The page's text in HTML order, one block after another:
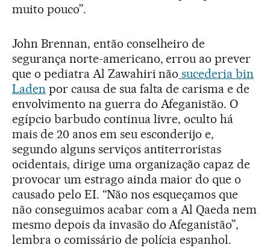
muito pouco”.
John Brennan, então conselheiro de
segurança norte-americano, errou ao prever
que o pediatra Al Zawahiri não sucederia bin
Laden por causa de sua falta de carisma e de
envolvimento na guerra do Afeganistão. O
egípcio barbudo continua livre, oculto há
mais de 20 anos em seu esconderijo e,
segundo alguns serviços antiterroristas
ocidentais, dirige uma organização capaz de
provocar um estrago ainda maior do que o
causado pelo EI. “Não nos esqueçamos que
não conseguimos acabar com a Al Qaeda nem
mesmo depois da invasão do Afeganistão”,
lembra o comissário de polícia espanhol.